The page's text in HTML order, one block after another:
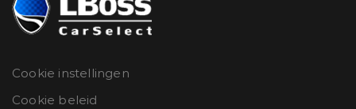
Cookie instellingen
Cookie beleid